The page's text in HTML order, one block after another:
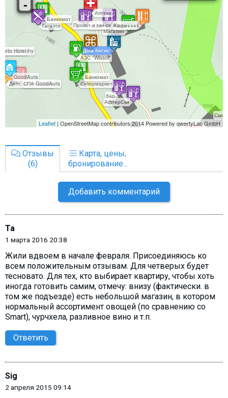
Отзывы
(6)
Карта, цены,
бронирование...
Добавить комментарий
Ta
1 марта 2016 20:38
Жили вдвоем в начале февраля. Присоединяюсь ко
всем положительным отзывам. Для четверых будет
тесновато. Для тех, кто выбирает квартиру, чтобы хоть
иногда готовить самим, отмечу: внизу (фактически. в
том же подъезде) есть небольшой магазин, в котором
нормальный ассортимент овощей (по сравнению со
Smart), чурчхела, разливное вино и т.п.
Ответить
Sig
2 апреля 2015 09:14